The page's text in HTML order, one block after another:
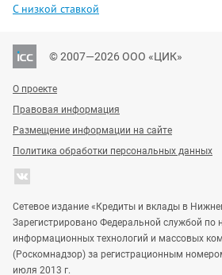
С низкой ставкой
© 2007—2026 ООО «ЦИК»
О проекте
Правовая информация
Размещение информации на сайте
Политика обработки персональных данных
Сетевое издание «Кредиты и вклады в
Зарегистрировано Федеральной службой по
информационных технологий и массовых
(Роскомнадзор) за регистрационным
июля 2013 г.